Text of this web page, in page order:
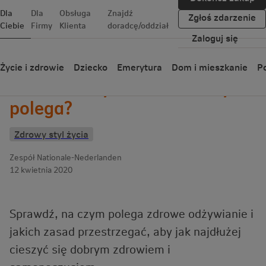
Dla
Ciebie
Dla
Firmy
Obsługa
Klienta
Znajdź
doradcę/oddział
Zgłoś zdarzenie
Zaloguj się
Życie i zdrowie Dziecko Emerytura Dom i mieszkanie
Wróć
polega?
Zdrowy styl życia
Zespół Nationale-Nederlanden
12 kwietnia 2020
Sprawdź, na czym polega zdrowe odżywianie i
jakich zasad przestrzegać, aby jak najdłużej
cieszyć się dobrym zdrowiem i